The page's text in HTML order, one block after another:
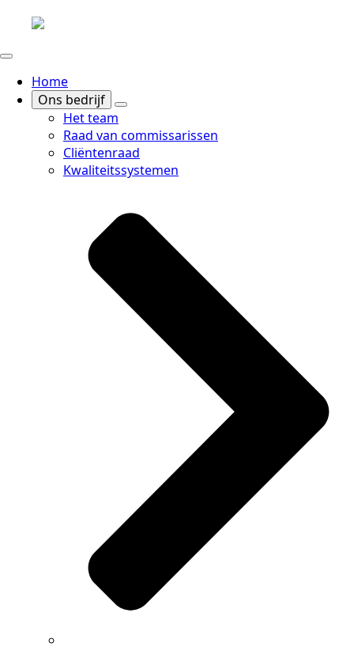
Home
Ons bedrijf
Het team
Raad van commissarissen
Cliëntenraad
Kwaliteitssystemen